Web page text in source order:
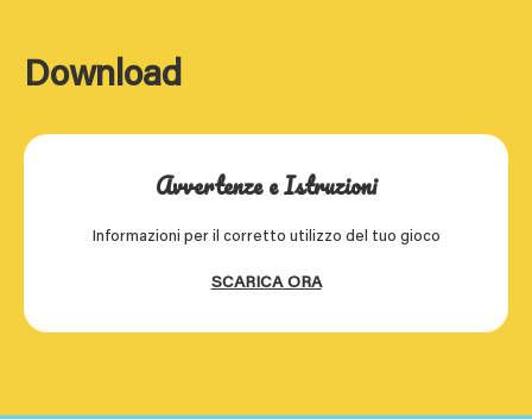
Download
Avvertenze e Istruzioni
Informazioni per il corretto utilizzo del tuo gioco
SCARICA ORA